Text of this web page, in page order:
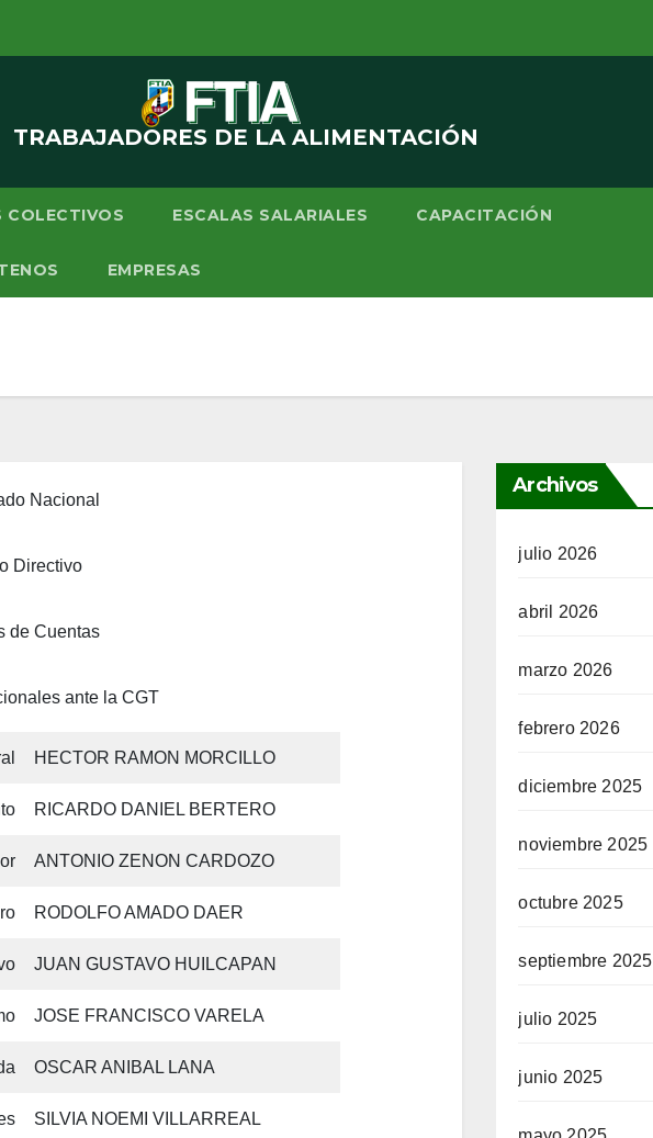
TRABAJADORES DE LA ALIMENTACIÓN
COLECTIVOS ESCALAS SALARIALES CAPACITACIÓN
EMPRESAS
Nacional
Directivo
de Cuentas
ante la CGT
HECTOR RAMON MORCILLO
RICARDO DANIEL BERTERO
ANTONIO ZENON CARDOZO
RODOLFO AMADO DAER
JUAN GUSTAVO HUILCAPAN
JOSE FRANCISCO VARELA
OSCAR ANIBAL LANA
SILVIA NOEMI VILLARREAL
Archivos
julio 2026
abril 2026
marzo 2026
febrero 2026
diciembre 2025
noviembre 2025
octubre 2025
septiembre 2025
julio 2025
junio 2025